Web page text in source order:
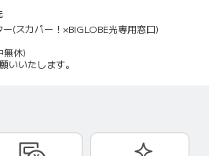
(スカパー！×BIGLOBE光専用窓口)
休)
いいたします。